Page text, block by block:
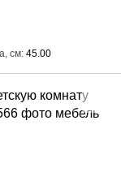
см 45.00